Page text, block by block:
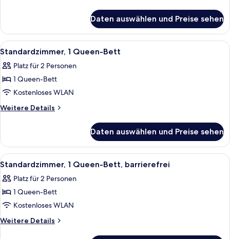
1 Einzelbett
(Porthole
Window)
Daten auswählen und Preise sehen
Alle
Fotos
für
Standardzimmer,
1
Queen-
Ein modernes Hotelzimmer mit
11
Standardzimmer, 1 Queen-Bett
Platz für 2 Personen
1 Queen-Bett
Kostenloses WLAN
Weitere Details
Weitere
1
Queen-
Bett
Daten auswählen und Preise sehen
Alle
Fotos
für
Standardzimmer,
1
Queen-
Ein modernes Hotelzimmer mit
11
Standardzimmer, 1 Queen-Bett, barrierefrei
Platz für 2 Personen
1 Queen-Bett
Kostenloses WLAN
Weitere Details
Weitere